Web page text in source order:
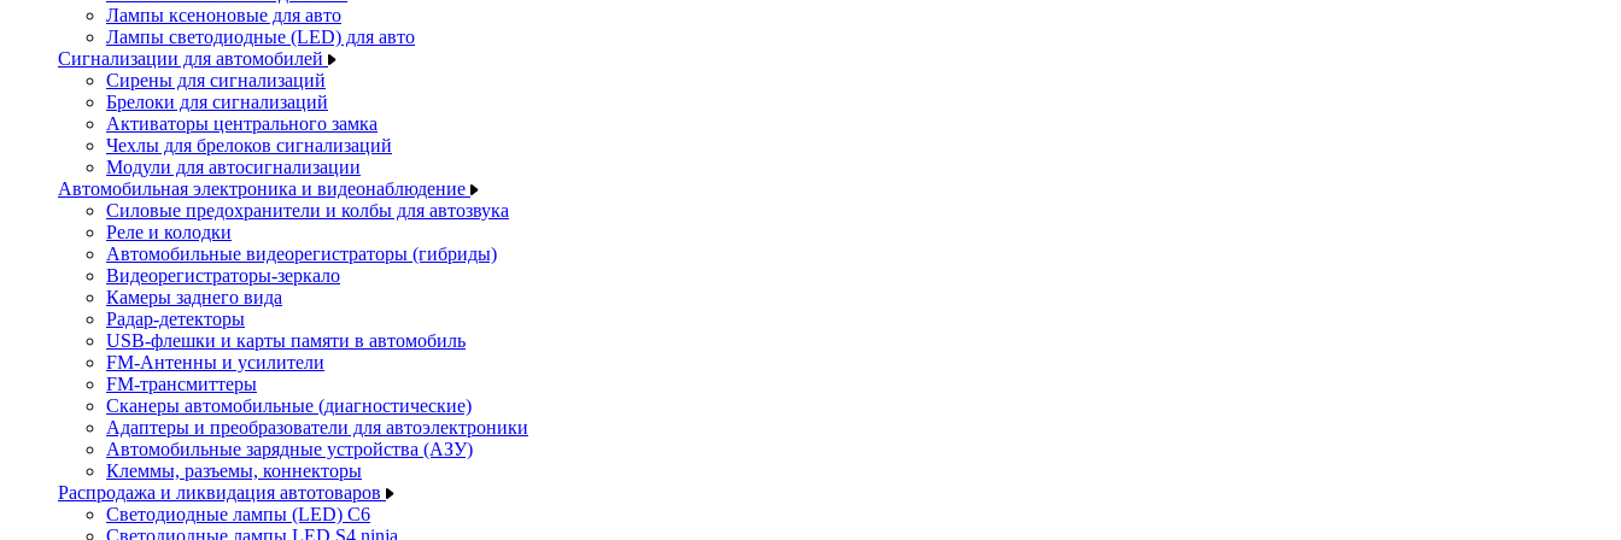
Лампы ксеноновые для авто
Лампы светодиодные (LED) для авто
Сигнализации для автомобилей
Сирены для сигнализаций
Брелоки для сигнализаций
Активаторы центрального замка
Чехлы для брелоков сигнализаций
Модули для автосигнализации
Автомобильная электроника и видеонаблюдение
Силовые предохранители и колбы для автозвука
Реле и колодки
Автомобильные видеорегистраторы (гибриды)
Видеорегистраторы-зеркало
Камеры заднего вида
Радар-детекторы
USB-флешки и карты памяти в автомобиль
FM-Антенны и усилители
FM-трансмиттеры
Сканеры автомобильные (диагностические)
Адаптеры и преобразователи для автоэлектроники
Автомобильные зарядные устройства (АЗУ)
Клеммы, разъемы, коннекторы
Распродажа и ликвидация автотоваров
Светодиодные лампы (LED) C6
Светодиодные лампы LED S4 ninja